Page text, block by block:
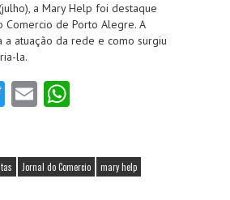
a Mary Help foi destaque
Comercio de Porto Alegre. A
a atuação da rede e como surgiu
la.
T
er
E
l A
Jornal do Comercio mary help